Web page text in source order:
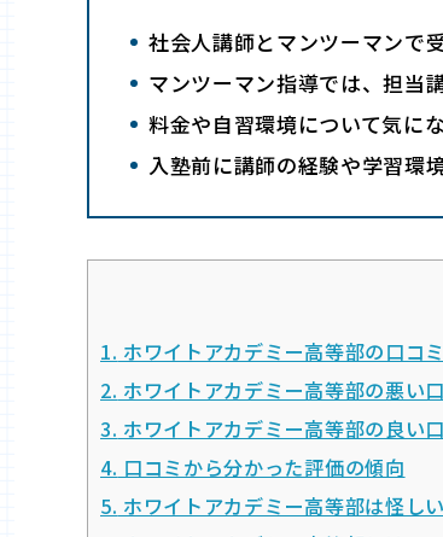
社会人講師とマンツーマンで
マンツーマン指導では、担当
料金や自習環境について気に
入塾前に講師の経験や学習環
1. ホワイトアカデミー高等部の口コ
2. ホワイトアカデミー高等部の悪い
3. ホワイトアカデミー高等部の良い
4. 口コミから分かった評価の傾向
5. ホワイトアカデミー高等部は怪し